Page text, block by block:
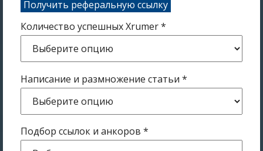
Получить реферальную ссылку
Количество успешных Xrumer*
Написание и размножение статьи *
Подбор ссылок и анкоров *